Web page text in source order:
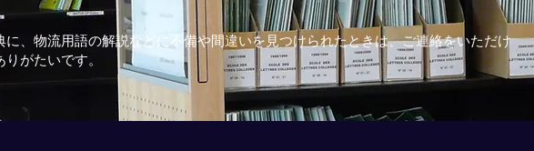
に、物流用語の解説などに不備や間違いを見つけられたときは、ご連絡をいただけ
がたいです。